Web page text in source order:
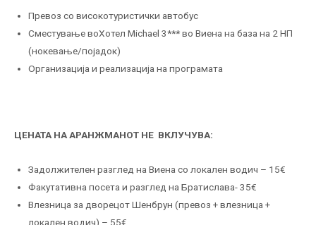
Превоз со високотуристички автобус
Сместување воХотел Michael 3*** во Виена на база на 2 НП
(нокевање/појадок)
Организација и реализација на програмата
ЦЕНАТА НА АРАНЖМАНОТ НЕ ВКЛУЧУВА:
Задолжителен разглед на Виена со локален водич – 15€
Факутативна посета и разглед на Братислава- 35€
Влезница за дворецот Шенбрун (превоз + влезница +
локален водич) – 55€